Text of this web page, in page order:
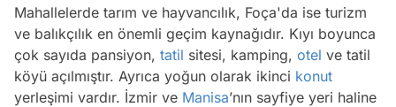
Mahallelerde tarım ve hayvancılık, Foça'da ise turizm
ve balıkçılık en önemli geçim kaynağıdır. Kıyı boyunca
çok sayıda pansiyon, tatil sitesi, kamping, otel ve tatil
köyü açılmıştır. Ayrıca yoğun olarak ikinci konut
yerleşimi vardır. İzmir ve Manisa’nın sayfiye yeri haline